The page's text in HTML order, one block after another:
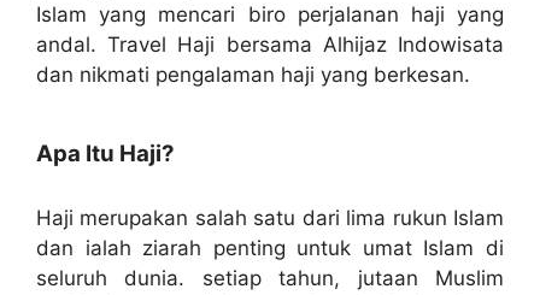
Islam yang mencari biro perjalanan haji yang
andal. Travel Haji bersama Alhijaz Indowisata
dan nikmati pengalaman haji yang berkesan.
Apa Itu Haji?
Haji merupakan salah satu dari lima rukun Islam
dan ialah ziarah penting untuk umat Islam di
seluruh dunia. setiap tahun, jutaan Muslim